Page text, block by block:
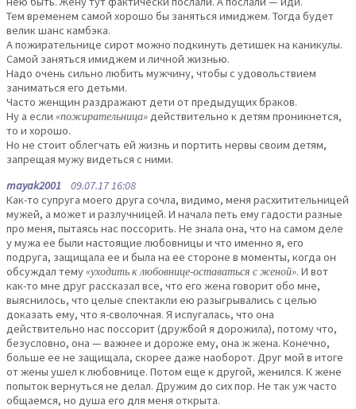
Тем временем самой хорошо бы заняться имиджем. Тогда будет
велик шанс камбэка.
А пожирательнице сирот можно подкинуть детишек на каникулы.
Самой заняться имиджем и личной жизнью.
Надо очень сильно любить мужчину, чтобы с удовольствием
заниматься его детьми.
Часто женщин раздражают дети от предыдущих браков.
Ну а если «пожирательница»действительно к детям проникнется,
то и хорошо.
Но не стоит облегчать ей жизнь и портить нервы своим детям,
запрещая мужу видеться с ними.
mayak2001 09.07.17 16:08
Как-то супруга моего друга сочла, видимо, меня расхитительницей
мужей, а может и разлучницей. И начала петь ему гадости разные
про меня, пытаясь нас поссорить. Не знала она, что на самом деле
у мужа ее были настоящие любовницы и что именно я, его
подруга, защищала ее и была на ее стороне в моменты, когда он
обсуждал тему«уходить к любовнице-оставаться с женой». И вот
как-то мне друг рассказал все, что его жена говорит обо мне,
выяснилось, что целые спектакли ею разыгрывались с целью
доказать ему, что я-сволочная. Я испугалась, что она
действительно нас поссорит (дружбой я дорожила), потому что,
безусловно, она — важнее и дороже ему, она ж жена. Конечно,
больше ее не защищала, скорее даже наоборот. Друг мой в итоге
от жены ушел к любовнице. Потом еще к другой, женился. К жене
попыток вернуться не делал. Дружим до сих пор. Не так уж часто
общаемся, но душа его для меня открыта.